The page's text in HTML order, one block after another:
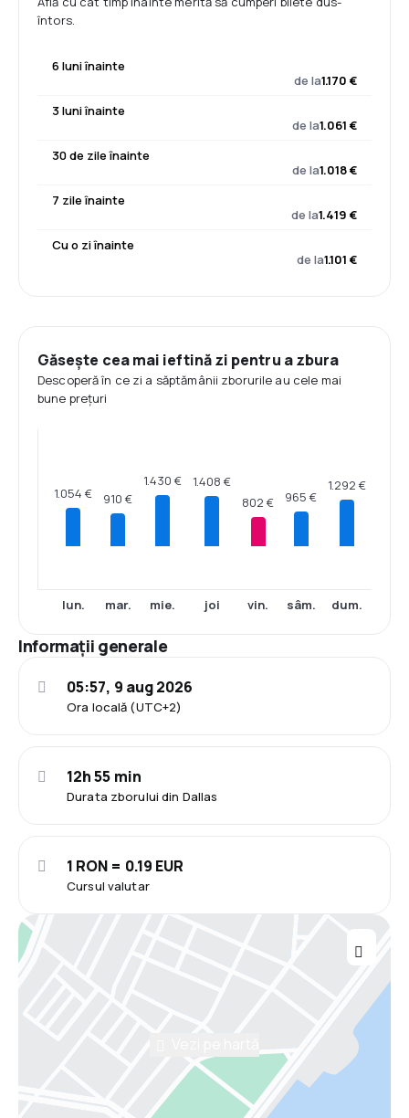
întors.
6 luni înainte
de la1.170 €
3 luni înainte
de la1.061 €
30 de zile înainte
de la1.018 €
7 zile înainte
de la1.419 €
Cu o zi înainte
de la1.101 €
Găsește cea mai ieftină zi pentru a zbura
Descoperă în ce zi a săptămânii zborurile au cele mai
bune prețuri
1.054 €
lun.
910 €
mar.
1.430 €
mie.
1.408 €
joi
802 €
vin.
965 €
sâm.
1.292 €
dum.
Informații generale
Ora locală (UTC+2)
05:57, 9 aug 2026
Durata zborului din Dallas
12h 55 min
Cursul valutar
1 RON = 0.19 EUR